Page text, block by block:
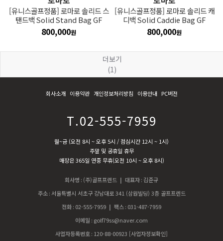
[유니스골프정품] 로마로 솔리드 스
탠드백 Solid Stand Bag GF
800,000원
[유니스골프정품] 로마로 솔리드 캐
디백 Solid Caddie Bag GF
800,000원
더보기
(1)
회사소개 이용약관 개인정보처리방침 이용안내 PC버전
T.02-555-7959
월~금 (오전 8시 ~ 오후 5시 / 점심시간 12시 ~ 1시)
주말 및 공휴일 휴무
매장은 365일 연중 무휴(오전 10시 ~ 오후 8시)
회사명 : (주)골프프렌드 | 대표자: 김준규
주소 : 서울특별시 서초구 강남대로 341 (삼원빌딩) 3층 골프프렌드
전화: 02-555-7959 | 팩스: 031-487-7959
이메일 : golf79ss@naver.com
사업자등록번호: 120-88-00923 [사업자정보확인]